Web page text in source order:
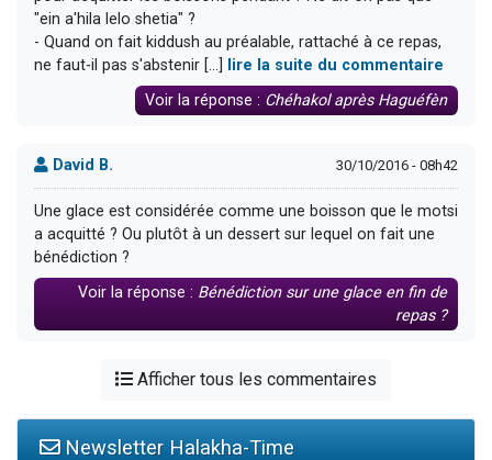
"ein a'hila lelo shetia" ?
- Quand on fait kiddush au préalable, rattaché à ce repas,
ne faut-il pas s'abstenir [...]
lire la suite du commentaire
Voir la réponse : Chéhakol après Haguéfèn
David B. 30/10/2016 - 08h42
Une glace est considérée comme une boisson que le motsi
a acquitté ? Ou plutôt à un dessert sur lequel on fait une
bénédiction ?
Voir la réponse : Bénédiction sur une glace en fin de
repas ?
Afficher tous les commentaires
Newsletter Halakha-Time